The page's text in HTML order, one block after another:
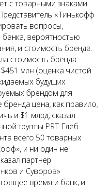
с товарными знаками
«Тинькофф
вопросы,
вероятностью
и стоимость бренда.
стоимость бренда
млн (оценка чистой
будущих
брендом для
цена, как правило,
и $1 млрд, сказал
группы PRT Глеб
всего 50 товарных
и ни один не
партнер
и Суворов»
время и банк, и